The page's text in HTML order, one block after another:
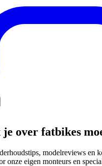
over fatbikes
modelreviews en
onze eigen monteurs en